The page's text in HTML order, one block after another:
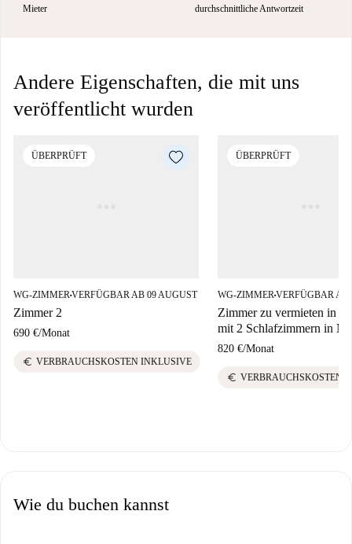
Mieter durchschnittliche Antwortzeit
Andere Eigenschaften, die mit uns
veröffentlicht wurden
ÜBERPRÜFT
WG-ZIMMER■VERFÜGBAR AB 09 AUGUST
Zimmer 2
690 €/Monat
euro VERBRAUCHSKOSTEN INKLUSIVE
ÜBERPRÜFT
WG-ZIMMER■VERFÜGBAR AB
Zimmer zu vermieten in
mit 2 Schlafzimmern in
820 €/Monat
euro VERBRAUCHSKOSTEN
Wie du buchen kannst